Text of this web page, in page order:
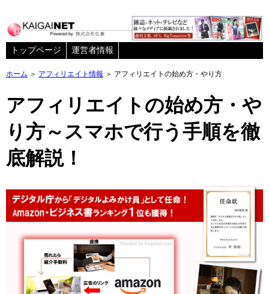
トップページ 運営者情報
ホーム ＞ アフィリエイト情報 ＞ アフィリエイトの始め方・やり方
アフィリエイトの始め方・や
り方～スマホで行う手順を徹
底解説！